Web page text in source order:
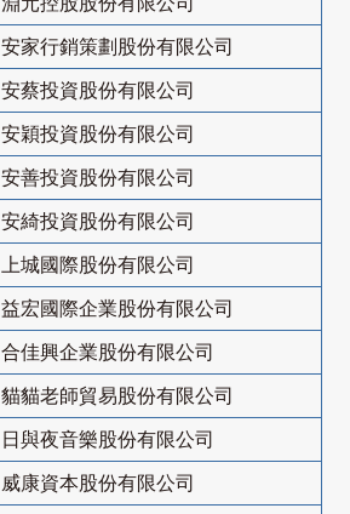
安家行銷策劃股份有限公司
安蔡投資股份有限公司
安穎投資股份有限公司
安善投資股份有限公司
安綺投資股份有限公司
上城國際股份有限公司
益宏國際企業股份有限公司
合佳興企業股份有限公司
貓貓老師貿易股份有限公司
日與夜音樂股份有限公司
威康資本股份有限公司